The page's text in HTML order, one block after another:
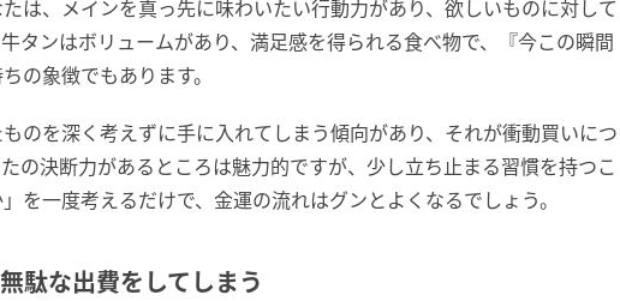
は、メインを真っ先に味わいたい行動力があり、欲しいものに対して
タンはボリュームがあり、満足感を得られる食べ物で、『今この瞬間
の象徴でもあります。
のを深く考えずに手に入れてしまう傾向があり、それが衝動買いにつ
の決断力があるところは魅力的ですが、少し立ち止まる習慣を持つこ
を一度考えるだけで、金運の流れはグンとよくなるでしょう。
駄な出費をしてしまう